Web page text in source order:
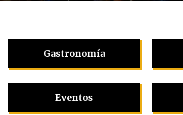
Gastronomía
Eventos